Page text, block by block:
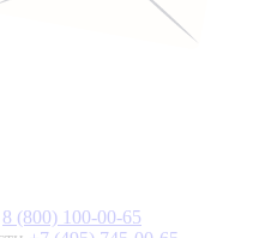
8 (800) 100-00-65